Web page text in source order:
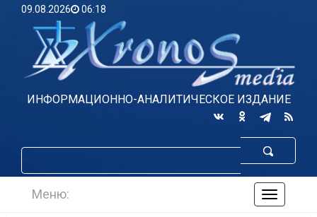
09.08.2026 06:18
ИНФОРМАЦИОННО-АНАЛИТИЧЕСКОЕ ИЗДАНИЕ
по
Меню: